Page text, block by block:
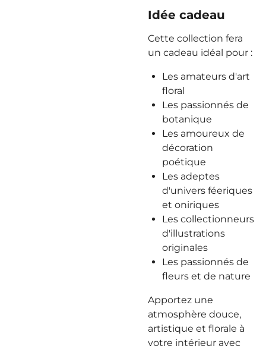
Idée cadeau
Cette collection fera
un cadeau idéal pour :
Les amateurs d'art
floral
Les passionnés de
botanique
Les amoureux de
décoration
poétique
Les adeptes
d'univers féeriques
et oniriques
Les collectionneurs
d'illustrations
originales
Les passionnés de
fleurs et de nature
Apportez une
atmosphère douce,
artistique et florale à
votre intérieur avec